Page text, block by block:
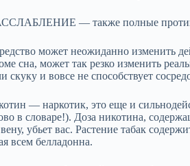
— также полные
может неожиданно изменить
сна, может так резко изменить
скуку и вовсе не способствует
— наркотик, это еще и
в словаре!). Доза никотина,
убьет вас. Растение табак
всем белладонна.